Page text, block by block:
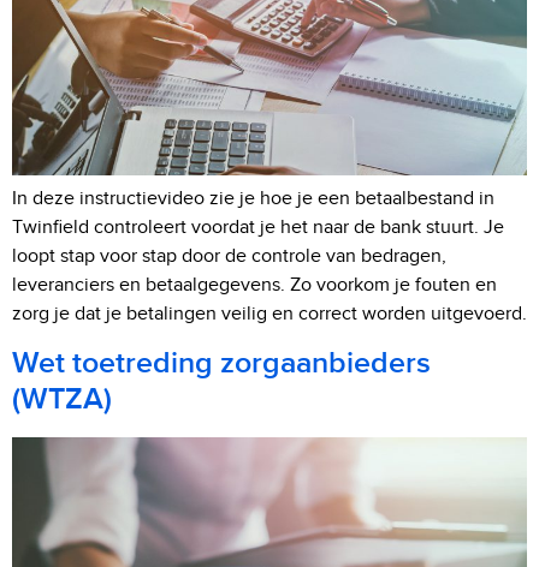
In deze instructievideo zie je hoe je een betaalbestand in
Twinfield controleert voordat je het naar de bank stuurt. Je
loopt stap voor stap door de controle van bedragen,
leveranciers en betaalgegevens. Zo voorkom je fouten en
zorg je dat je betalingen veilig en correct worden uitgevoerd.
Wet toetreding zorgaanbieders
(WTZA)